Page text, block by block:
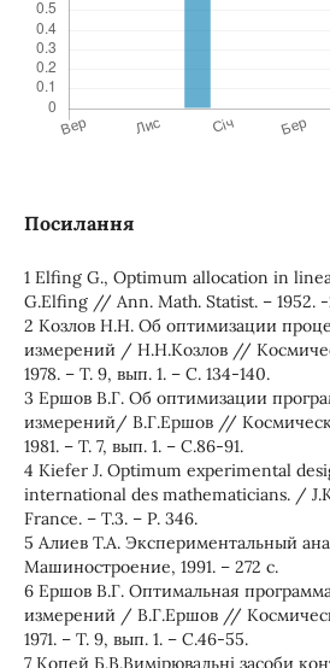
Посилання
1 Elfing G., Optimum allocation in
G.Elfing // Ann. Math. Statist. – 1952. -
2 Козлов Н.Н. Об оптимизации
измерений / Н.Н.Козлов //
1978. – Т. 9, вып. 1. – С. 134-140.
3 Ершов В.Г. Об оптимизации
измерений/ В.Г.Ершов //
1981. – Т. 7, вып. 1. – С.86-91.
4 Kiefer J. Optimum experimental
international des mathematicians. /
France. – Т.3. – Р. 346.
5 Алиев Т.А. Экспериментальный
Машиностроение, 1991. – 272 с.
6 Ершов В.Г. Оптимальная
измерений / В.Г.Ершов //
1971. – Т. 9, вып. 1. – С.46-55.
7 Копей Б.В.Вимірювальні засоби